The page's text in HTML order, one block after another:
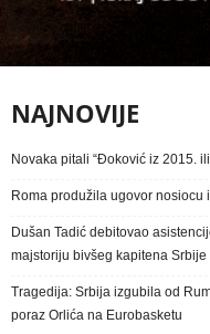
NAJNOVIJE
Novaka pitali “Đoković iz 2015.
Roma produžila ugovor nosiocu
Dušan Tadić debitovao
majstoriju bivšeg kapitena Srbije
Tragedija: Srbija izgubila od
poraz Orlića na Eurobasketu